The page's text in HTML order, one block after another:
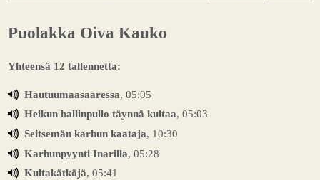
Puolakka Oiva Kauko
Yhteensä 12 tallennetta:
Hautuumaasaaressa, 05:05
Heikun hallinpullo täynnä kultaa, 05:03
Seitsemän karhun kaataja, 10:30
Karhunpyynti Inarilla, 05:28
Kultakätköjä, 05:41